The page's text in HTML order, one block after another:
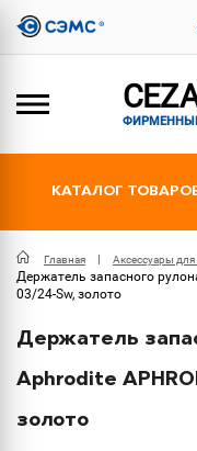
КАТАЛОГ
Главная Аксессуары
Держатель запасного
03/24-Sw, золото
Держатель
Aphrodite
золото